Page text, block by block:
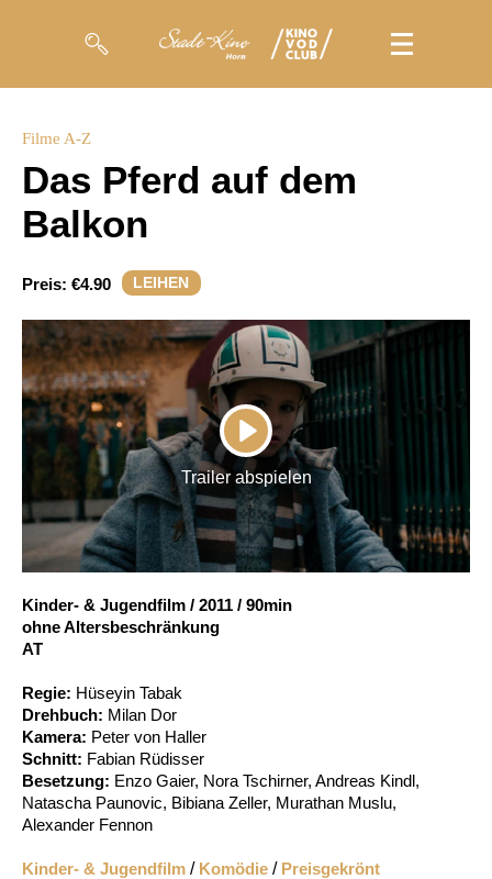
Magazin
Kuratierungen
Events
So geht’s
Filmpakete
Gutscheine
& Filmpässe
Account
Suche
Filme A-Z
Das Pferd auf dem
Balkon
Preis: €4.90 LEIHEN
PLAY
Trailer abspielen
Kinder- & Jugendfilm / 2011 / 90min
ohne Altersbeschränkung
AT
Regie: Hüseyin Tabak
Drehbuch: Milan Dor
Kamera: Peter von Haller
Schnitt: Fabian Rüdisser
Besetzung: Enzo Gaier, Nora Tschirner, Andreas Kindl,
Natascha Paunovic, Bibiana Zeller, Murathan Muslu,
Alexander Fennon
Kinder- & Jugendfilm / Komödie / Preisgekrönt